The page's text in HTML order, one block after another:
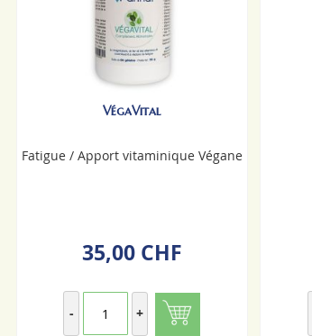
VégaVital
Fatigue / Apport vitaminique Végane
35,00 CHF
- +